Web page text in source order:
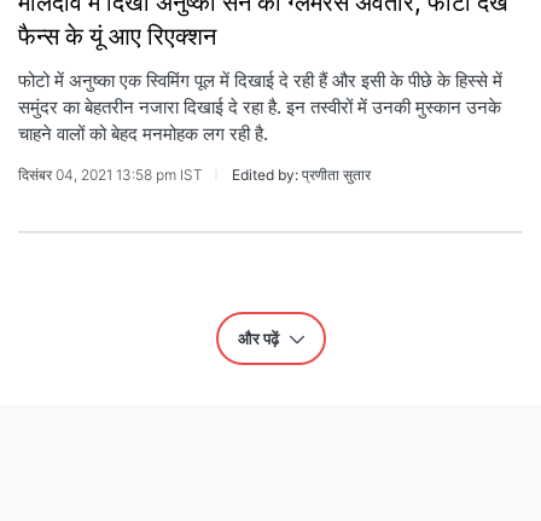
फैन्स के यूं आए रिएक्शन
फोटो में अनुष्का एक स्विमिंग पूल में दिखाई दे रही हैं और इसी के पीछे के हिस्से में
समुंदर का बेहतरीन नजारा दिखाई दे रहा है. इन तस्वीरों में उनकी मुस्कान उनके
चाहने वालों को बेहद मनमोहक लग रही है.
दिसंबर 04, 2021 13:58 pm IST Edited by: प्रणीता सुतार
और पढ़ें